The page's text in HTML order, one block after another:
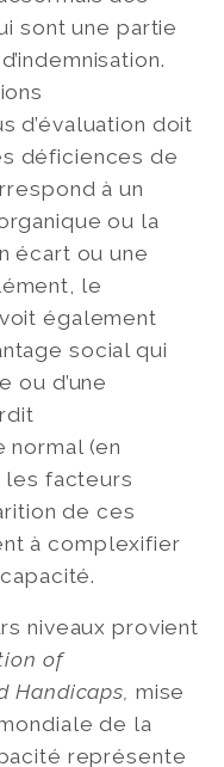
sont une partie
d’indemnisation.
d’évaluation doit
déficiences de
à un
ou la
écart ou une
le
également
social qui
ou d’une
normal (en
les facteurs
de ces
à complexifier
niveaux provient
of
Handicaps, mise
de la
représente